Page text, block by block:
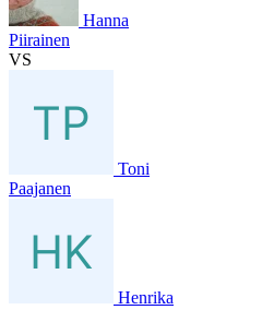
Hanna
Piirainen
VS
Toni
Paajanen
Henrika